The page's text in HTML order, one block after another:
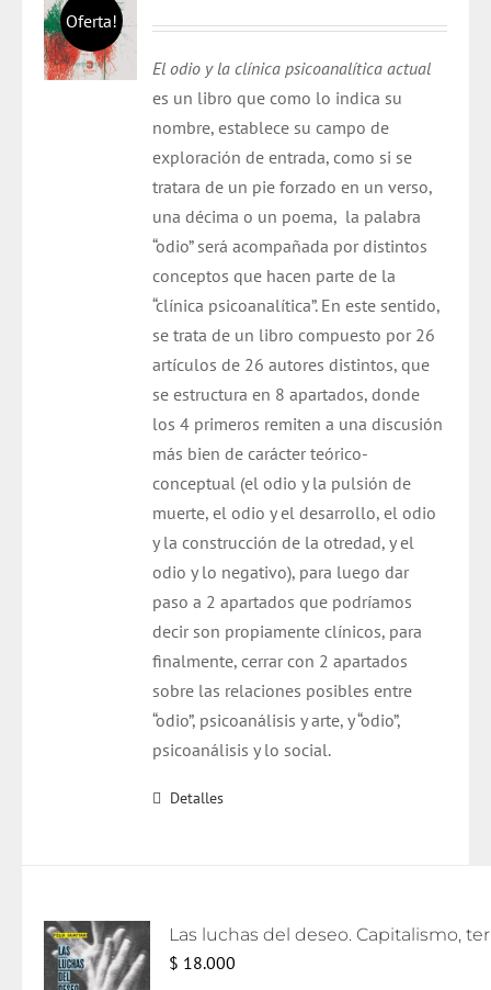
Oferta!
era:
$ 30.000.
es:
$ 28.000.
El odio y la clínica psicoanalítica actual
es un libro que como lo indica su
nombre, establece su campo de
exploración de entrada, como si se
tratara de un pie forzado en un verso,
una décima o un poema, la palabra
“odio” será acompañada por distintos
conceptos que hacen parte de la
“clínica psicoanalítica”. En este sentido,
se trata de un libro compuesto por 26
artículos de 26 autores distintos, que
se estructura en 8 apartados, donde
los 4 primeros remiten a una discusión
más bien de carácter teórico-
conceptual (el odio y la pulsión de
muerte, el odio y el desarrollo, el odio
y la construcción de la otredad, y el
odio y lo negativo), para luego dar
paso a 2 apartados que podríamos
decir son propiamente clínicos, para
finalmente, cerrar con 2 apartados
sobre las relaciones posibles entre
“odio”, psicoanálisis y arte, y “odio”,
psicoanálisis y lo social.
Detalles
Las
$ 18.000